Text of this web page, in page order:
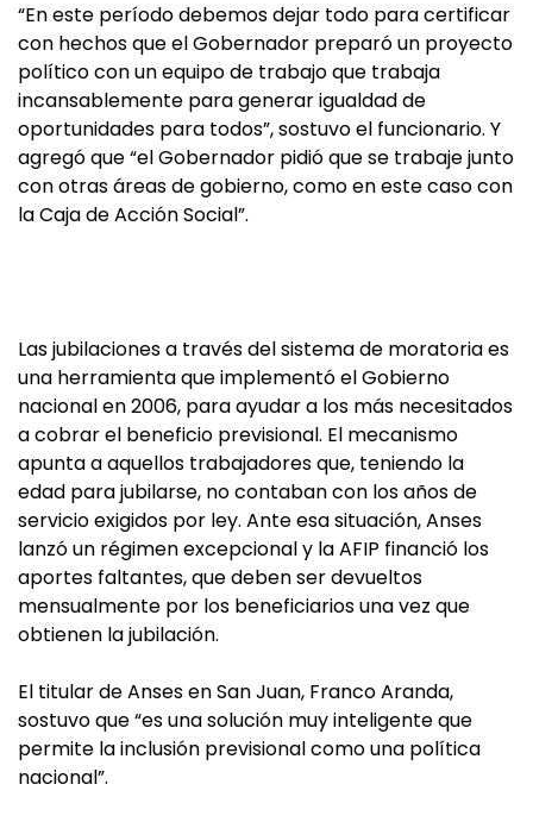
“En este período debemos dejar todo para certificar
con hechos que el Gobernador preparó un proyecto
político con un equipo de trabajo que trabaja
incansablemente para generar igualdad de
oportunidades para todos”, sostuvo el funcionario. Y
agregó que “el Gobernador pidió que se trabaje junto
con otras áreas de gobierno, como en este caso con
la Caja de Acción Social”.
Las jubilaciones a través del sistema de moratoria es
una herramienta que implementó el Gobierno
nacional en 2006, para ayudar a los más necesitados
a cobrar el beneficio previsional. El mecanismo
apunta a aquellos trabajadores que, teniendo la
edad para jubilarse, no contaban con los años de
servicio exigidos por ley. Ante esa situación, Anses
lanzó un régimen excepcional y la AFIP financió los
aportes faltantes, que deben ser devueltos
mensualmente por los beneficiarios una vez que
obtienen la jubilación.
El titular de Anses en San Juan, Franco Aranda,
sostuvo que “es una solución muy inteligente que
permite la inclusión previsional como una política
nacional”.